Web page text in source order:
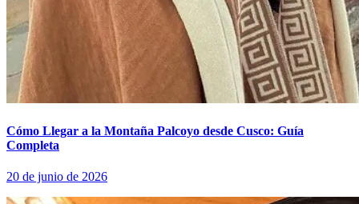
Cómo Llegar a la Montaña Palcoyo desde Cusco: Guía
Completa
20 de junio de 2026